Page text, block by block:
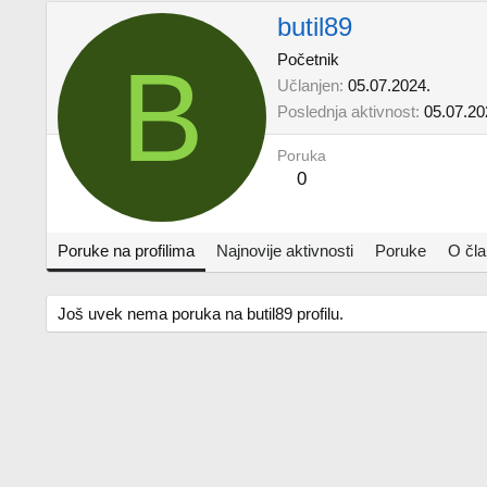
B
butil89
Početnik
Učlanjen 05.07.2024.
Poslednja aktivnost
Poruka
0
Poruke na profilima Najnovije aktivnosti Poruke O
Još uvek nema poruka na butil89 profilu.